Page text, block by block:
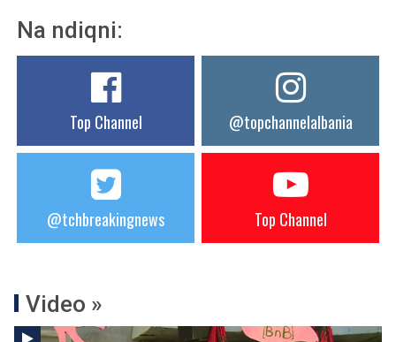
Na ndiqni:
Top Channel @topchannelalbania
@tchbreakingnews Top Channel
Video »